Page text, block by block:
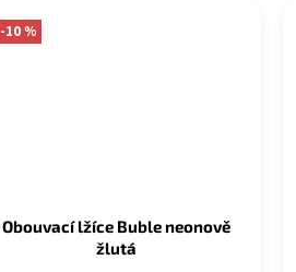
-10 %
Obouvací lžíce Buble neonově
žlutá